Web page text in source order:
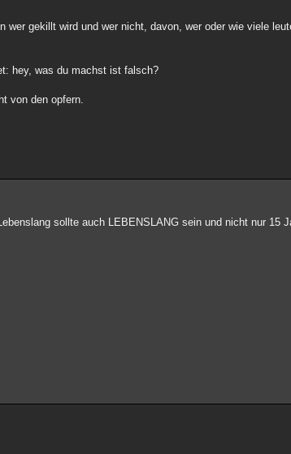
gekillt wird und wer nicht, davon, wer oder wie viele
hey, was du machst ist falsch?
von den opfern.
sollte auch LEBENSLANG sein und nicht nur 15